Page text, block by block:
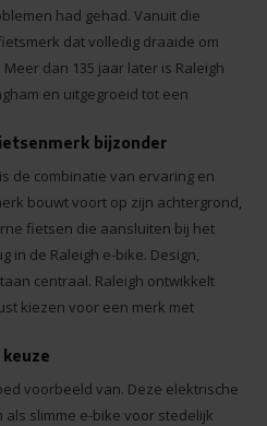
had gehad. Vanuit die
dat volledig draaide om
dan 135 jaar later is Raleigh
en uitgegroeid tot een
bijzonder
de combinatie van ervaring en
bouwt voort op zijn achtergrond,
fietsen die aansluiten bij het
in de Raleigh e-bike. Design,
centraal. Raleigh ontwikkelt
kiezen voor een merk met
voorbeeld van. Deze elektrische
slimme e-bike voor stedelijk